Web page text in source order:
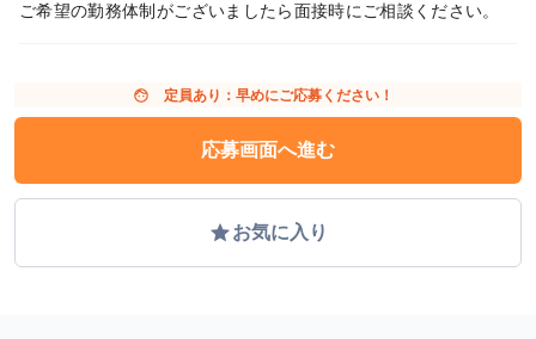
ご希望の勤務体制がございましたら面接時にご相談ください。
face 定員あり：早めにご応募ください！
応募画面へ進む
gradeお気に入り